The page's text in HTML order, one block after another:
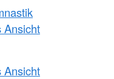
Ansicht
Ansicht